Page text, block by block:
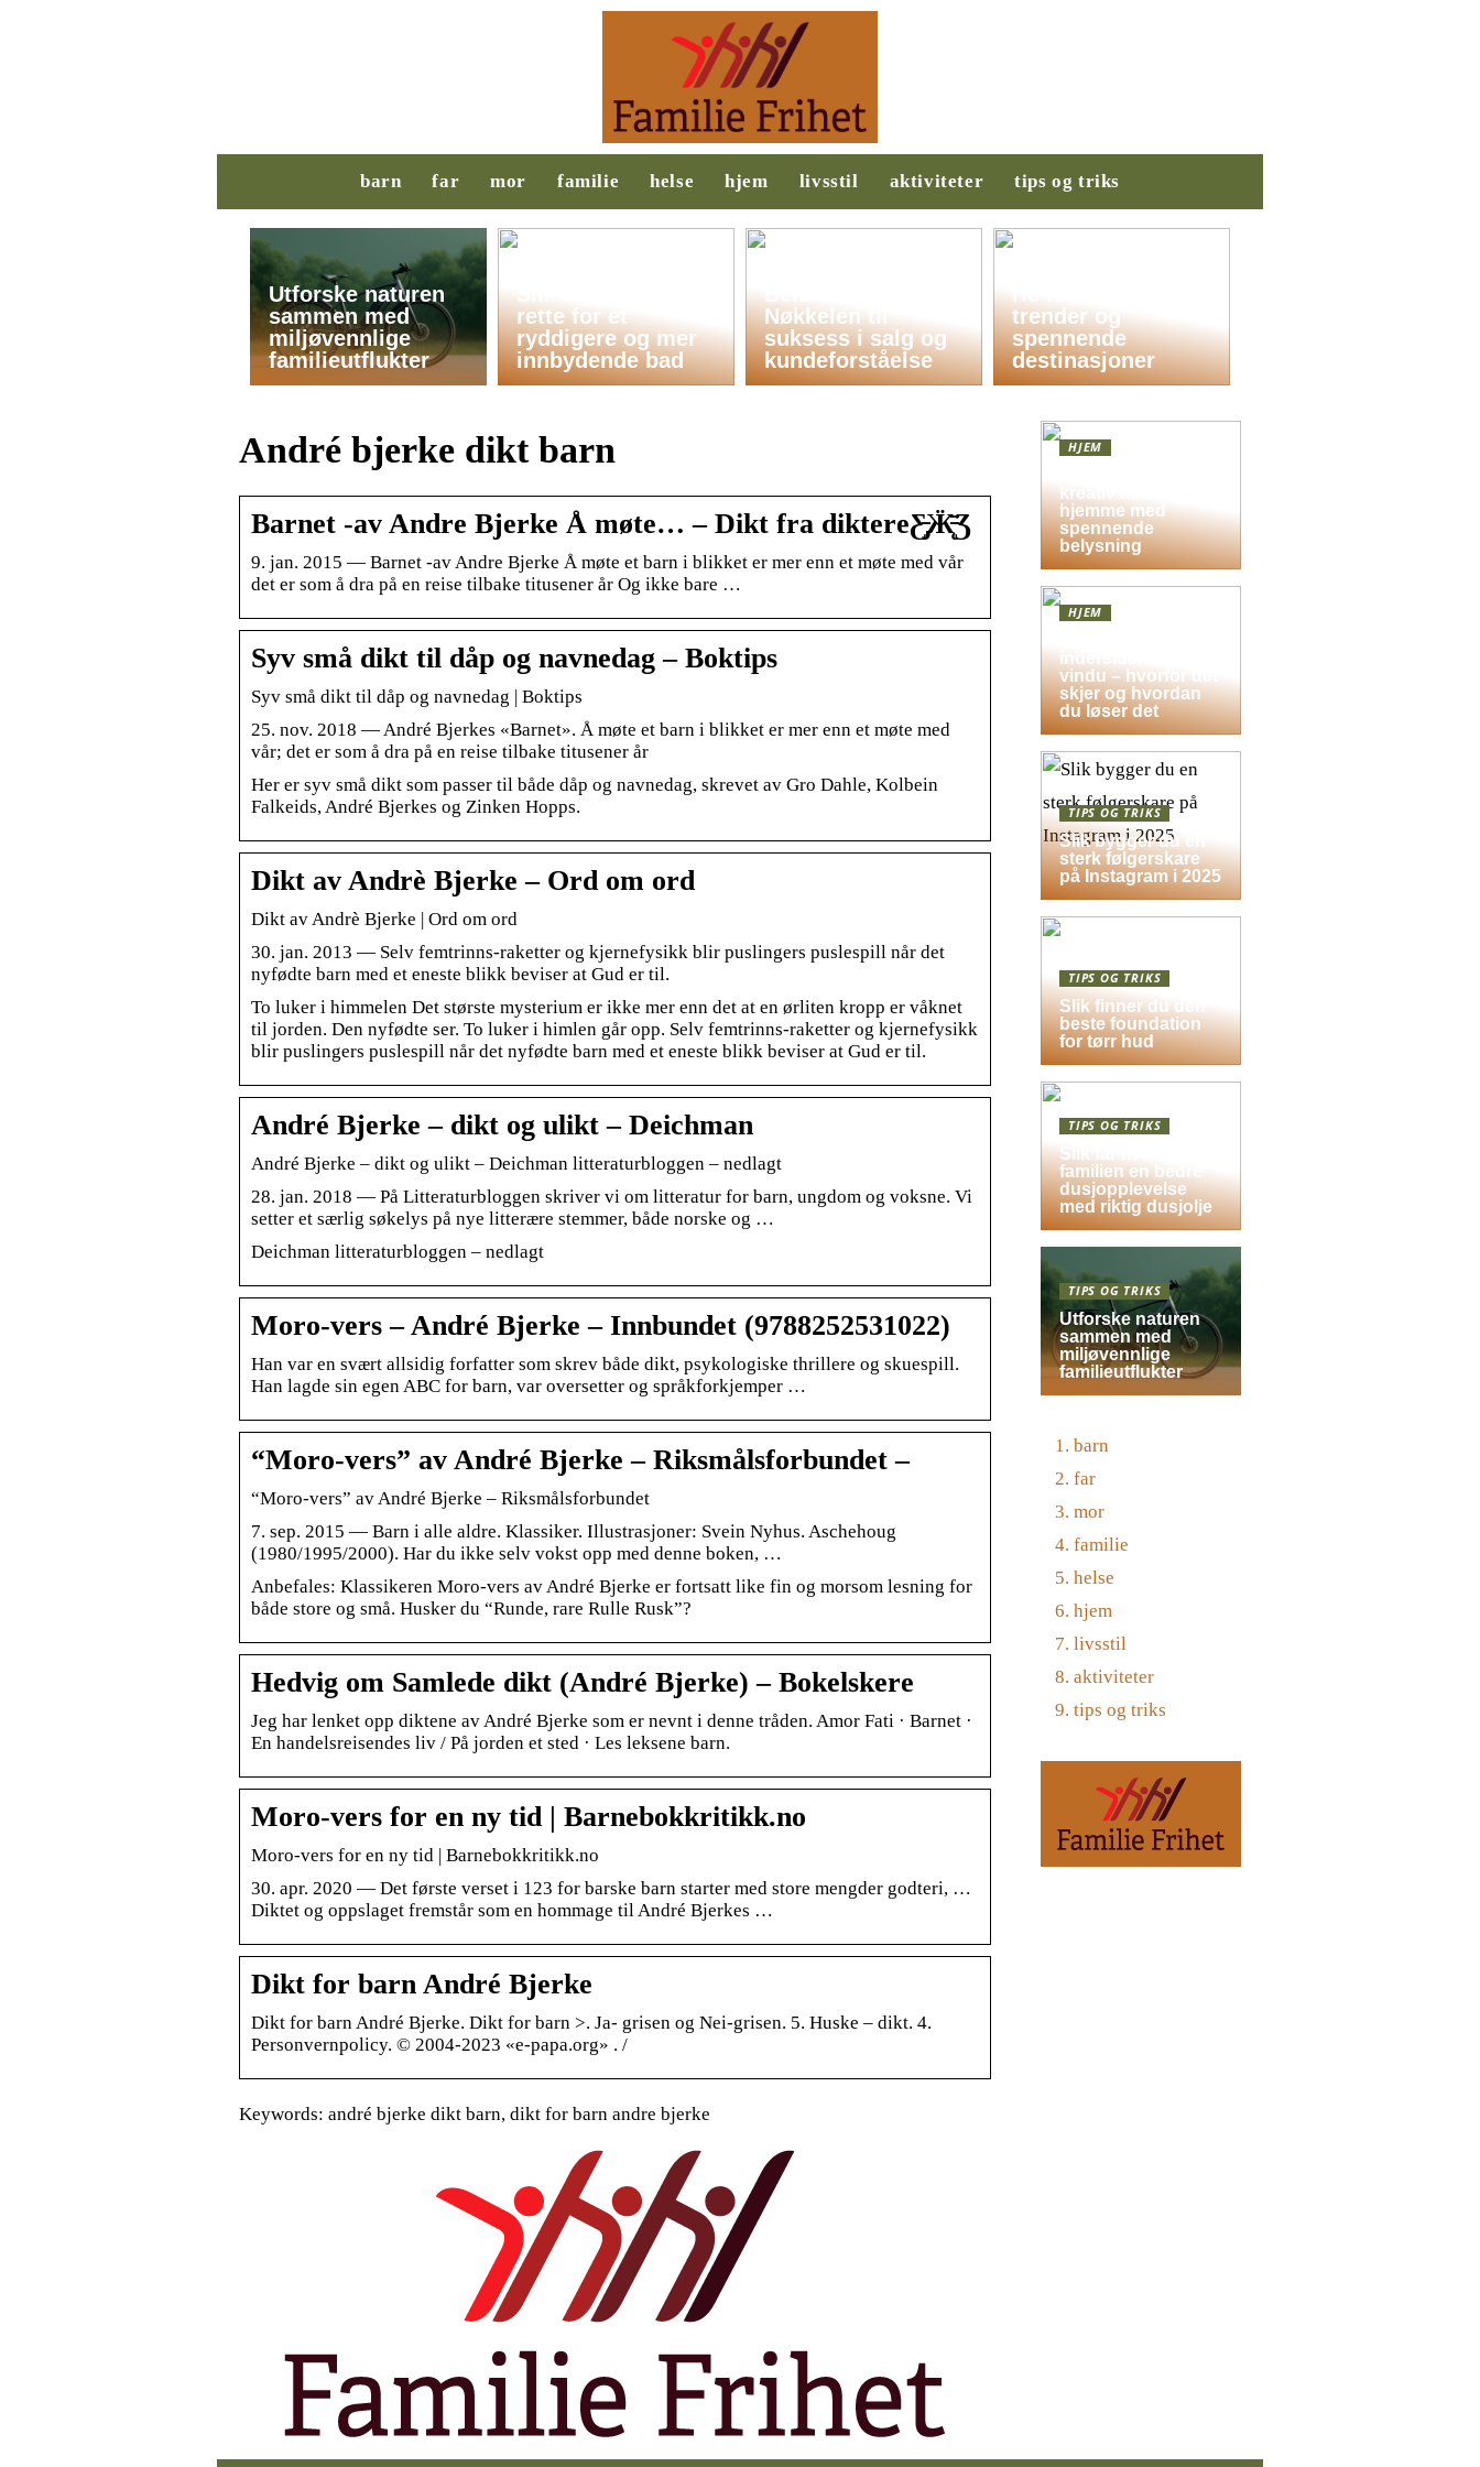
barn far mor familie helse hjem livsstil aktiviteter tips og triks
Utforske naturen
sammen med
miljøvennlige
familieutflukter
Slik legger du til
rette for et
ryddigere og mer
innbydende bad
Behovsanalyse:
Nøkkelen til
suksess i salg og
kundeforståelse
Planlegg din
rie for 2025: Nye
trender og
spennende
destinasjoner
André bjerke dikt barn
Barnet -av Andre Bjerke Å møte… – Dikt fra diktereƸ̵̡Ӝ̵̨̄Ʒ
9. jan. 2015 — Barnet -av Andre Bjerke Å møte et barn i blikket er mer enn et møte med vår
det er som å dra på en reise tilbake titusener år Og ikke bare …
Syv små dikt til dåp og navnedag – Boktips
Syv små dikt til dåp og navnedag | Boktips
25. nov. 2018 — André Bjerkes «Barnet». Å møte et barn i blikket er mer enn et møte med
vår; det er som å dra på en reise tilbake titusener år
Her er syv små dikt som passer til både dåp og navnedag, skrevet av Gro Dahle, Kolbein
Falkeids, André Bjerkes og Zinken Hopps.
Dikt av Andrè Bjerke – Ord om ord
Dikt av Andrè Bjerke | Ord om ord
30. jan. 2013 — Selv femtrinns-raketter og kjernefysikk blir puslingers puslespill når det
nyfødte barn med et eneste blikk beviser at Gud er til.
To luker i himmelen Det største mysterium er ikke mer enn det at en ørliten kropp er våknet
til jorden. Den nyfødte ser. To luker i himlen går opp. Selv femtrinns-raketter og kjernefysikk
blir puslingers puslespill når det nyfødte barn med et eneste blikk beviser at Gud er til.
André Bjerke – dikt og ulikt – Deichman
André Bjerke – dikt og ulikt – Deichman litteraturbloggen – nedlagt
28. jan. 2018 — På Litteraturbloggen skriver vi om litteratur for barn, ungdom og voksne. Vi
setter et særlig søkelys på nye litterære stemmer, både norske og …
Deichman litteraturbloggen – nedlagt
Moro-vers – André Bjerke – Innbundet (9788252531022)
Han var en svært allsidig forfatter som skrev både dikt, psykologiske thrillere og skuespill.
Han lagde sin egen ABC for barn, var oversetter og språkforkjemper …
“Moro-vers” av André Bjerke – Riksmålsforbundet –
“Moro-vers” av André Bjerke – Riksmålsforbundet
7. sep. 2015 — Barn i alle aldre. Klassiker. Illustrasjoner: Svein Nyhus. Aschehoug
(1980/1995/2000). Har du ikke selv vokst opp med denne boken, …
Anbefales: Klassikeren Moro-vers av André Bjerke er fortsatt like fin og morsom lesning for
både store og små. Husker du “Runde, rare Rulle Rusk”?
Hedvig om Samlede dikt (André Bjerke) – Bokelskere
Jeg har lenket opp diktene av André Bjerke som er nevnt i denne tråden. Amor Fati · Barnet ·
En handelsreisendes liv / På jorden et sted · Les leksene barn.
Moro-vers for en ny tid | Barnebokkritikk.no
Moro-vers for en ny tid | Barnebokkritikk.no
30. apr. 2020 — Det første verset i 123 for barske barn starter med store mengder godteri, …
Diktet og oppslaget fremstår som en hommage til André Bjerkes …
Dikt for barn André Bjerke
Dikt for barn André Bjerke. Dikt for barn >. Ja- grisen og Nei-grisen. 5. Huske – dikt. 4.
Personvernpolicy. © 2004-2023 «e-papa.org» . /
Keywords: andré bjerke dikt barn, dikt for barn andre bjerke
HJEM
kreativ atmosfære
hjemme med
spennende
belysning
HJEM
indersiden av
vindu – hvorfor det
skjer og hvordan
du løser det
TIPS OG TRIKS
Slik bygger du en
sterk følgerskare
på Instagram i 2025
TIPS OG TRIKS
Slik finner du den
beste foundation
for tørr hud
TIPS OG TRIKS
Slik får hele
familien en bedre
dusjopplevelse
med riktig dusjolje
TIPS OG TRIKS
Utforske naturen
sammen med
miljøvennlige
familieutflukter
barn
far
mor
familie
helse
hjem
livsstil
aktiviteter
tips og triks